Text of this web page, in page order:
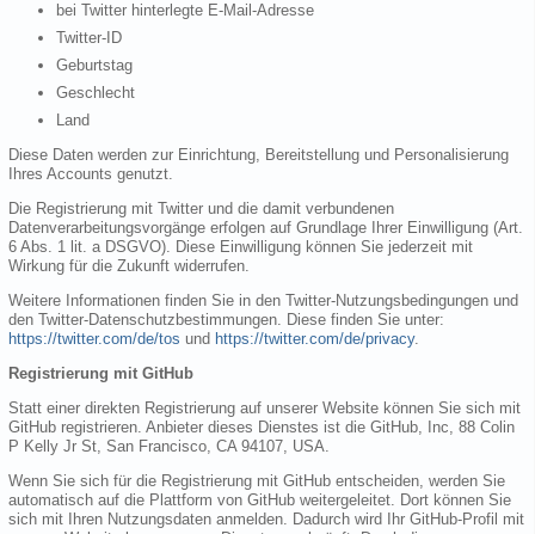
bei Twitter hinterlegte E-Mail-Adresse
Twitter-ID
Geburtstag
Geschlecht
Land
Diese Daten werden zur Einrichtung, Bereitstellung und Personalisierung
Ihres Accounts genutzt.
Die Registrierung mit Twitter und die damit verbundenen
Datenverarbeitungsvorgänge erfolgen auf Grundlage Ihrer Einwilligung (Art.
6 Abs. 1 lit. a DSGVO). Diese Einwilligung können Sie jederzeit mit
Wirkung für die Zukunft widerrufen.
Weitere Informationen finden Sie in den Twitter-Nutzungsbedingungen und
den Twitter-Datenschutzbestimmungen. Diese finden Sie unter:
https://twitter.com/de/tos und https://twitter.com/de/privacy.
Registrierung mit GitHub
Statt einer direkten Registrierung auf unserer Website können Sie sich mit
GitHub registrieren. Anbieter dieses Dienstes ist die GitHub, Inc, 88 Colin
P Kelly Jr St, San Francisco, CA 94107, USA.
Wenn Sie sich für die Registrierung mit GitHub entscheiden, werden Sie
automatisch auf die Plattform von GitHub weitergeleitet. Dort können Sie
sich mit Ihren Nutzungsdaten anmelden. Dadurch wird Ihr GitHub-Profil mit